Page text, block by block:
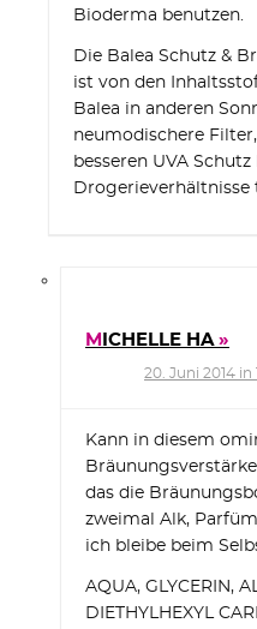
Bioderma benutzen.
Die Balea Schutz &
ist von den
Balea in anderen
neumodischere
besseren UVA
Drogerieverhältnisse
MICHELLE HA
20. Juni 2014 in
Kann in diesem
das die
zweimal Alk,
ich bleibe beim
AQUA, GLYCERIN,
DIETHYLHEXYL